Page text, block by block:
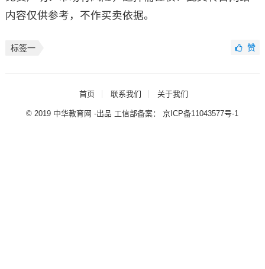
内容仅供参考，不作买卖依据。
标签一 赞
首页 联系我们 关于我们
© 2019 中华教育网 -出品 工信部备案：京ICP备11043577号-1